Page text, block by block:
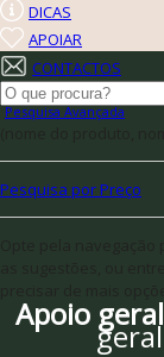
DICAS
APOIAR
CONTACTOS
Pesquisa Avançada
Pesquisa por Preço
Apoio